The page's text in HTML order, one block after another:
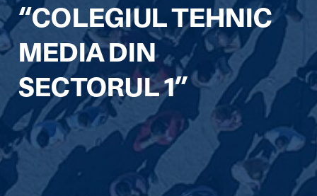
“COLEGIUL TEHNIC
MEDIA DIN
SECTORUL 1”